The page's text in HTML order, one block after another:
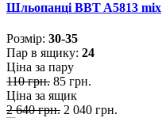
Шльопанці BBT A5813 mix
Розмiр: 30-35
Пар в ящику: 24
Ціна за пару
110 грн. 85 грн.
Ціна за ящик
2 640 грн. 2 040 грн.